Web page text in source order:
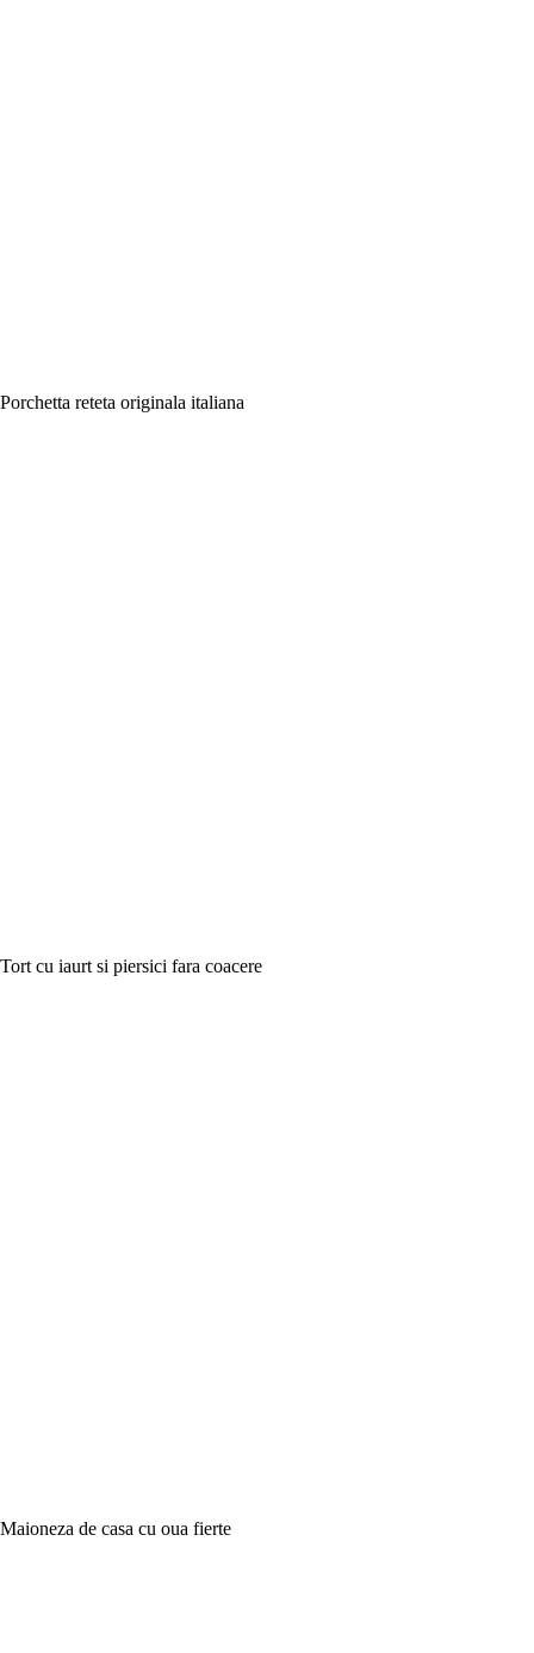
Porchetta reteta originala italiana
Tort cu iaurt si piersici fara coacere
Maioneza de casa cu oua fierte